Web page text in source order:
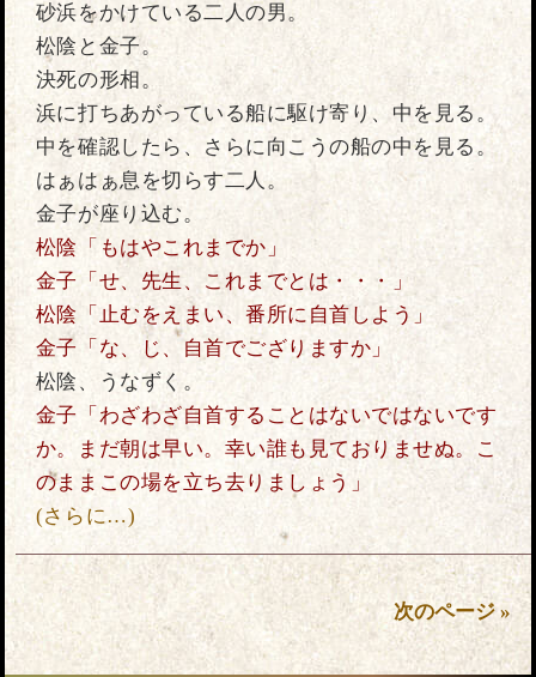
砂浜をかけている二人の男。
松陰と金子。
決死の形相。
浜に打ちあがっている船に駆け寄り、中を見る。
中を確認したら、さらに向こうの船の中を見る。
はぁはぁ息を切らす二人。
金子が座り込む。
松陰「もはやこれまでか」
金子「せ、先生、これまでとは・・・」
松陰「止むをえまい、番所に自首しよう」
金子「な、じ、自首でござりますか」
松陰、うなずく。
金子「わざわざ自首することはないではないです
か。まだ朝は早い。幸い誰も見ておりませぬ。こ
のままこの場を立ち去りましょう」
(さらに…)
次のページ »